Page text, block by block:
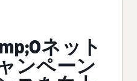
ネット
ンペーン